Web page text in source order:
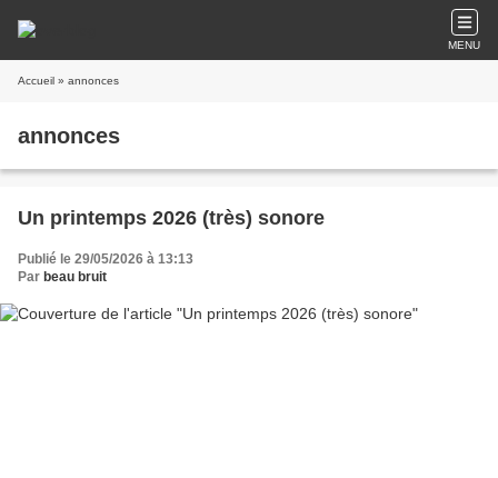
MENU
Accueil » annonces
annonces
Un printemps 2026 (très) sonore
Publié le 29/05/2026 à 13:13
Par beau bruit